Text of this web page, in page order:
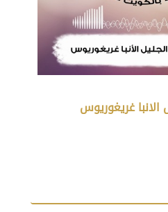
الانبا غريغوريوس